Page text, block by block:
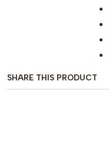
SHARE THIS PRODUCT